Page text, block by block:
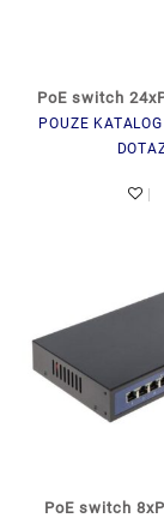
PoE switch
250W
POUZE
PoE switch